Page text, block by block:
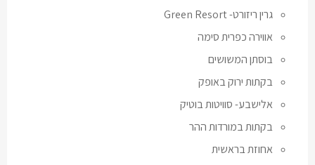
גרין ריזורט- Green Resort
אווירה כפרית סימה
בוסתן המשושים
בקתות ירוק באופק
אלישבע- סוויטות בוטיק
בקתות במורדות ההר
אחוזת בראשית